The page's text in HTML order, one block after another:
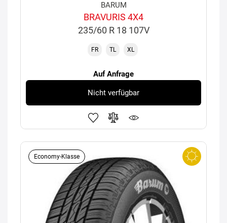
BARUM
BRAVURIS 4X4
235/60 R 18 107V
FR TL XL
Auf Anfrage
Nicht verfügbar
Economy-Klasse